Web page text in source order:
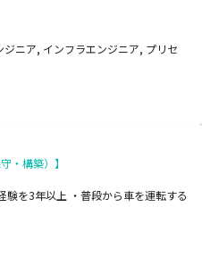
ニア, インフラエンジニア, プリセ
・構築）】
験を3年以上 ・普段から車を運転する